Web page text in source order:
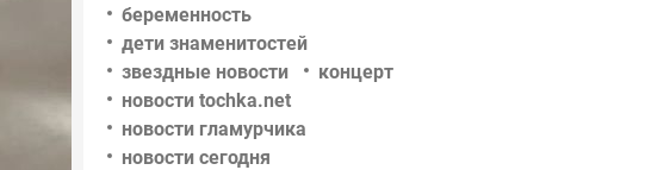
беременность
дети знаменитостей
звездные новости
концерт
новости tochka.net
новости гламурчика
новости сегодня